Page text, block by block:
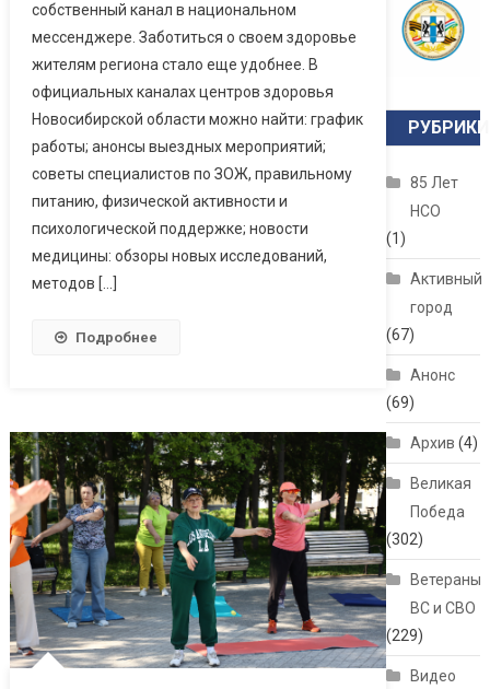
собственный канал в национальном
мессенджере. Заботиться о своем здоровье
жителям региона стало еще удобнее. В
официальных каналах центров здоровья
Новосибирской области можно найти: график
работы; анонсы выездных мероприятий;
советы специалистов по ЗОЖ, правильному
питанию, физической активности и
психологической поддержке; новости
медицины: обзоры новых исследований,
методов […]
Подробнее
РУБРИКИ
85 Лет
НСО
(1)
Активный
город
(67)
Анонс
(69)
Архив (4)
Великая
Победа
(302)
Ветераны
ВС и СВО
(229)
Видео